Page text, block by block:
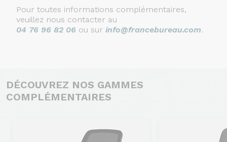
Pour toutes informations complémentaires,
veuillez nous contacter au
04 76 96 82 06 ou sur info@francebureau.com.
DÉCOUVREZ NOS GAMMES
COMPLÉMENTAIRES